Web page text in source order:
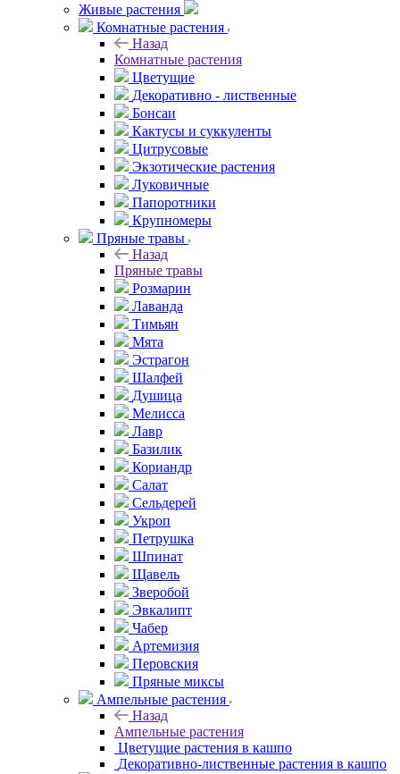
Живые растения
Комнатные растения
Назад
Комнатные растения
Цветущие
Декоративно - лиственные
Бонсаи
Кактусы и суккуленты
Цитрусовые
Экзотические растения
Луковичные
Папоротники
Крупномеры
Пряные травы
Назад
Пряные травы
Розмарин
Лаванда
Тимьян
Мята
Эстрагон
Шалфей
Душица
Мелисса
Лавр
Базилик
Кориандр
Салат
Сельдерей
Укроп
Петрушка
Шпинат
Щавель
Зверобой
Эвкалипт
Чабер
Артемизия
Перовския
Пряные миксы
Ампельные растения
Назад
Ампельные растения
Цветущие растения в кашпо
Декоративно-лиственные растения в кашпо